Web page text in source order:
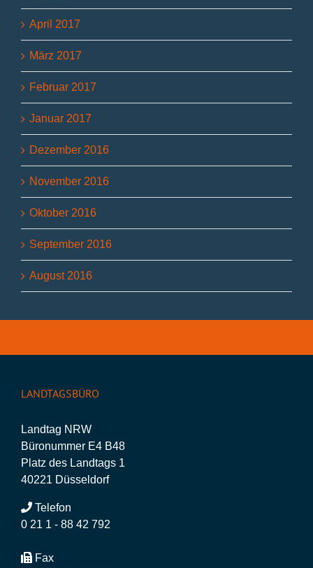
April 2017
März 2017
Februar 2017
Januar 2017
Dezember 2016
November 2016
Oktober 2016
September 2016
August 2016
LANDTAGSBÜRO
Landtag NRW
Büronummer E4 B48
Platz des Landtags 1
40221 Düsseldorf
Telefon
0 21 1 - 88 42 792
Fax